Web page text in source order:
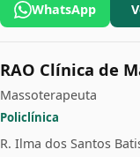
WhatsApp
RAO Clínica de
Massoterapeuta
Policlínica
R. Ilma dos Santos